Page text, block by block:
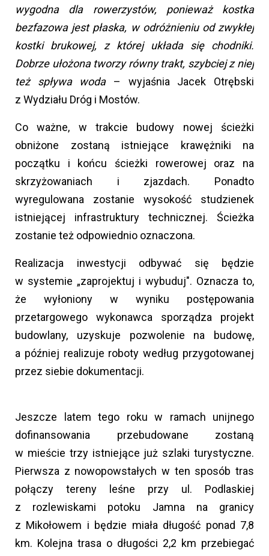
wygodna dla rowerzystów, ponieważ kostka
bezfazowa jest płaska, w odróżnieniu od zwykłej
kostki brukowej, z której układa się chodniki.
Dobrze ułożona tworzy równy trakt, szybciej z niej
też spływa woda– wyjaśnia Jacek Otrębski
z Wydziału Dróg i Mostów.
Co ważne, w trakcie budowy nowej ścieżki
obniżone zostaną istniejące krawężniki na
początku i końcu ścieżki rowerowej oraz na
skrzyżowaniach i zjazdach. Ponadto
wyregulowana zostanie wysokość studzienek
istniejącej infrastruktury technicznej. Ścieżka
zostanie też odpowiednio oznaczona.
Realizacja inwestycji odbywać się będzie
w systemie „zaprojektuj i wybuduj". Oznacza to,
że wyłoniony w wyniku postępowania
przetargowego wykonawca sporządza projekt
budowlany, uzyskuje pozwolenie na budowę,
a później realizuje roboty według przygotowanej
przez siebie dokumentacji.
Jeszcze latem tego roku w ramach unijnego
dofinansowania przebudowane zostaną
w mieście trzy istniejące już szlaki turystyczne.
Pierwsza z nowopowstałych w ten sposób tras
połączy tereny leśne przy ul. Podlaskiej
z rozlewiskami potoku Jamna na granicy
z Mikołowem i będzie miała długość ponad 7,8
km. Kolejna trasa o długości 2,2 km przebiegać